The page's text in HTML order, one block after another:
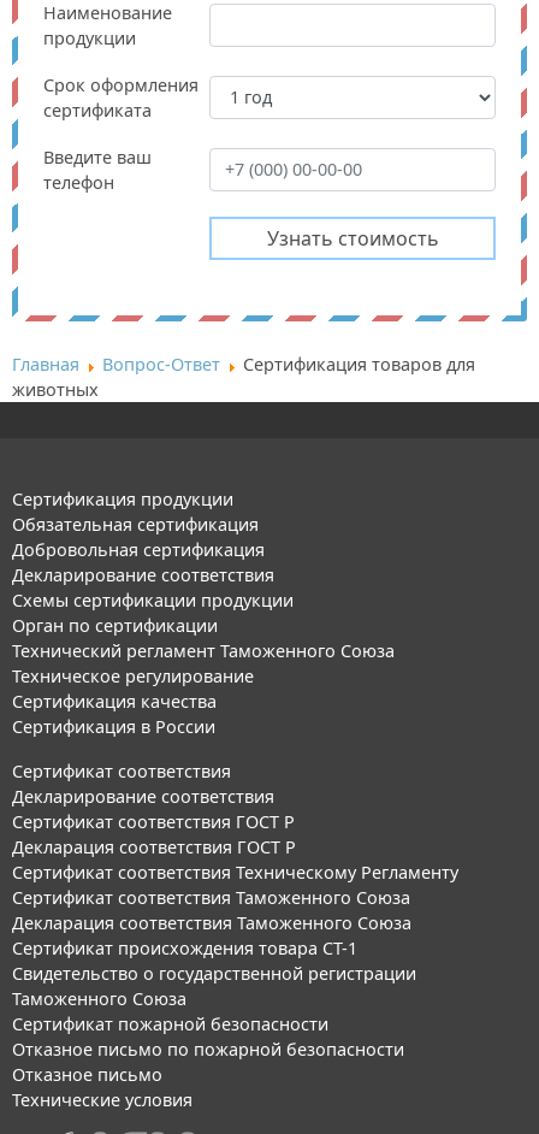
Наименование
продукции
Срок оформления
сертификата
Введите ваш
телефон
Главная Вопрос-Ответ
Сертификация товаров для
животных
Сертификация продукции
Обязательная сертификация
Добровольная сертификация
Декларирование соответствия
Схемы сертификации продукции
Орган по сертификации
Технический регламент Таможенного Союза
Техническое регулирование
Сертификация качества
Сертификация в России
Сертификат соответствия
Декларирование соответствия
Сертификат соответствия ГОСТ Р
Декларация соответствия ГОСТ Р
Сертификат соответствия Техническому Регламенту
Сертификат соответствия Таможенного Союза
Декларация соответствия Таможенного Союза
Сертификат происхождения товара СТ-1
Свидетельство о государственной регистрации
Таможенного Союза
Сертификат пожарной безопасности
Отказное письмо по пожарной безопасности
Отказное письмо
Технические условия